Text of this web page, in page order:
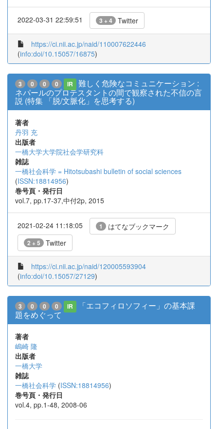
2022-03-31 22:59:51 3 + 4 Twitter
https://ci.nii.ac.jp/naid/110007622446
(info:doi/10.15057/16875)
3 0 0 0 IR
難しく危険なコミュニケーション :
ネパールのプロテスタントの間で観察された不信の言
説 (特集 「脱/文脈化」を思考する)
著者
丹羽 充
出版者
一橋大学大学院社会学研究科
雑誌
一橋社会科学 = Hitotsubashi bulletin of social sciences
(ISSN:18814956)
巻号頁・発行日
vol.7, pp.17-37,中付2p, 2015
2021-02-24 11:18:05 1 はてなブックマーク
2 + 5 Twitter
https://ci.nii.ac.jp/naid/120005593904
(info:doi/10.15057/27129)
3 0 0 0 IR
「エコフィロソフィー」の基本課
題をめぐって
著者
嶋崎 隆
出版者
一橋大学
雑誌
一橋社会科学 (ISSN:18814956)
巻号頁・発行日
vol.4, pp.1-48, 2008-06